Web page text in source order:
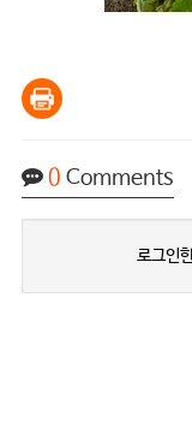
0 Comments
로그인